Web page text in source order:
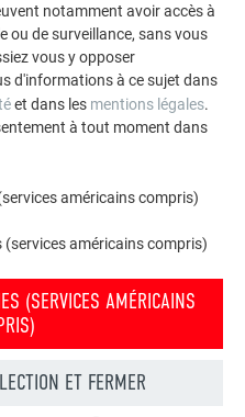
notamment avoir accès à
ou de surveillance, sans vous
vous y opposer
d'informations à ce sujet dans
et dans les mentions légales.
à tout moment dans
américains compris)
américains compris)
(SERVICES AMÉRICAINS
ET FERMER